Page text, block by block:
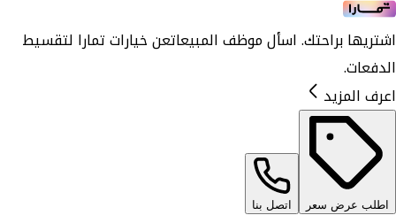
اشتريها براحتك. اسأل موظف المبيعاتعن خيارات تمارا لتقسيط
الدفعات.
اعرف المزيد
اطلب عرض سعر اتصل بنا